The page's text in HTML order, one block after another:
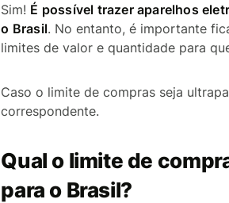
Sim! É possível trazer aparelhos
o Brasil. No entanto, é importante
limites de valor e quantidade para
Caso o limite de compras seja
correspondente.
Qual o limite de
para o Brasil?